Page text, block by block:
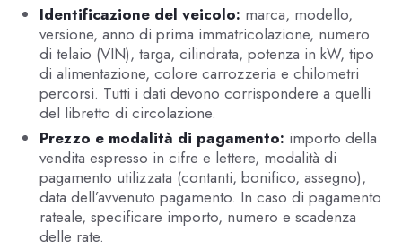
Identificazione del veicolo: marca, modello,
versione, anno di prima immatricolazione, numero
di telaio (VIN), targa, cilindrata, potenza in kW, tipo
di alimentazione, colore carrozzeria e chilometri
percorsi. Tutti i dati devono corrispondere a quelli
del libretto di circolazione.
Prezzo e modalità di pagamento: importo della
vendita espresso in cifre e lettere, modalità di
pagamento utilizzata (contanti, bonifico, assegno),
data dell’avvenuto pagamento. In caso di pagamento
rateale, specificare importo, numero e scadenza
delle rate.